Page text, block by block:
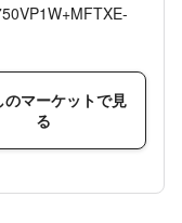
のマーケットで見
る